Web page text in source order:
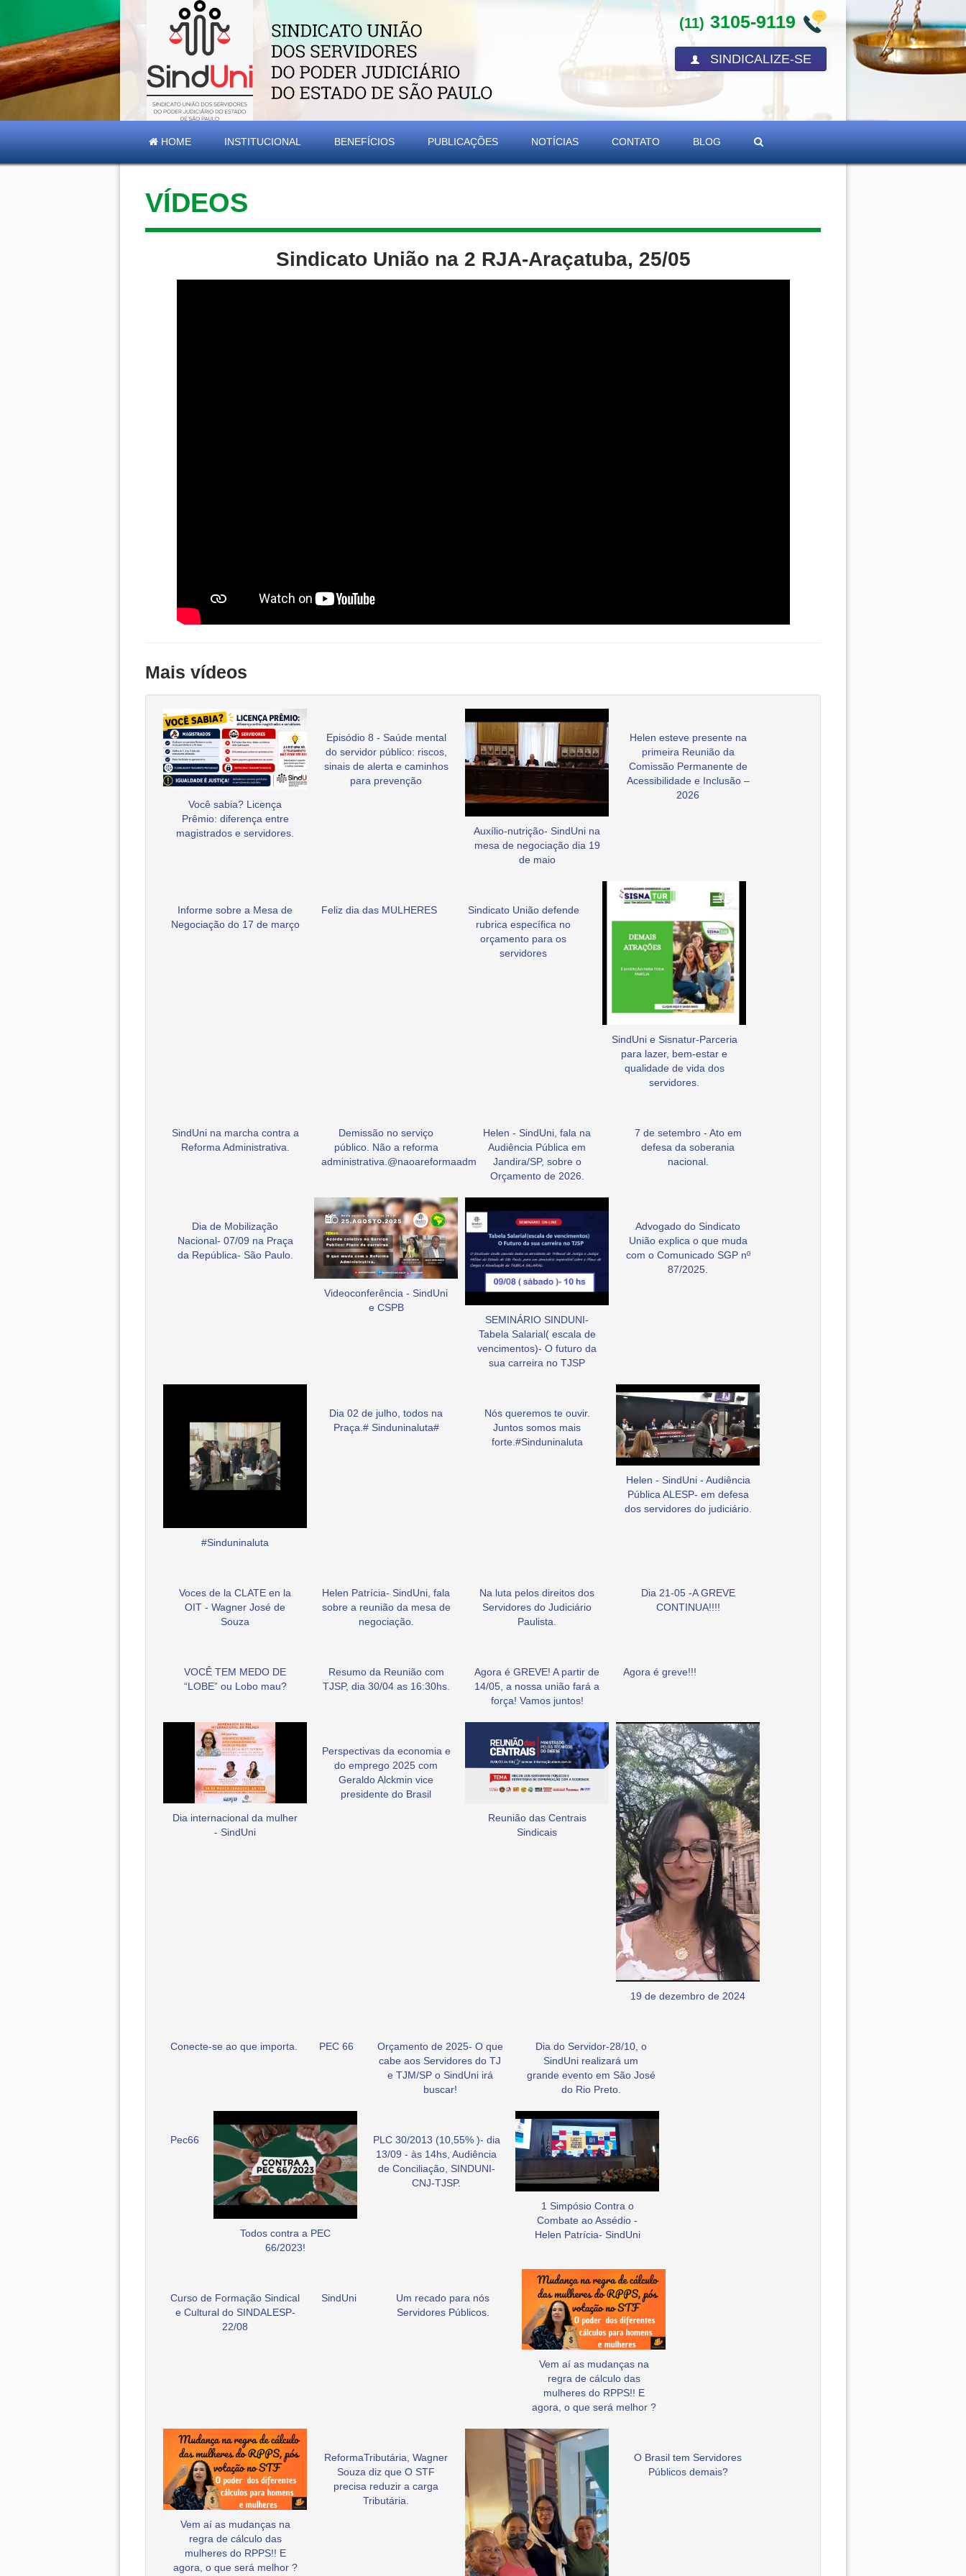
(11) 3105-9119
SINDICALIZE-SE
HOME INSTITUCIONAL BENEFÍCIOS PUBLICAÇÕES NOTÍCIAS CONTATO BLOG
VÍDEOS
Sindicato União na 2 RJA-Araçatuba, 25/05
Mais vídeos
Você sabia? Licença
Prêmio: diferença entre
magistrados e servidores.
Episódio 8 - Saúde mental
do servidor público: riscos,
sinais de alerta e caminhos
para prevenção
Auxílio-nutrição- SindUni na
mesa de negociação dia 19
de maio
Helen esteve presente na
primeira Reunião da
Comissão Permanente de
Acessibilidade e Inclusão –
2026
Informe sobre a Mesa de
Negociação do 17 de março
Feliz dia das MULHERES
Sindicato União defende
rubrica específica no
orçamento para os
servidores
SindUni e Sisnatur-Parceria
para lazer, bem-estar e
qualidade de vida dos
servidores.
SindUni na marcha contra a
Reforma Administrativa.
Demissão no serviço
público. Não a reforma
administrativa.@naoareformaadm
Helen - SindUni, fala na
Audiência Pública em
Jandira/SP, sobre o
Orçamento de 2026.
7 de setembro - Ato em
defesa da soberania
nacional.
Dia de Mobilização
Nacional- 07/09 na Praça
da República- São Paulo.
Videoconferência - SindUni
e CSPB
SEMINÁRIO SINDUNI-
Tabela Salarial( escala de
vencimentos)- O futuro da
sua carreira no TJSP
Advogado do Sindicato
União explica o que muda
com o Comunicado SGP nº
87/2025.
#Sinduninaluta
Dia 02 de julho, todos na
Praça.# Sinduninaluta#
Nós queremos te ouvir.
Juntos somos mais
forte.#Sinduninaluta
Helen - SindUni - Audiência
Pública ALESP- em defesa
dos servidores do judiciário.
Voces de la CLATE en la
OIT - Wagner José de
Souza
Helen Patrícia- SindUni, fala
sobre a reunião da mesa de
negociação.
Na luta pelos direitos dos
Servidores do Judiciário
Paulista.
Dia 21-05 -A GREVE
CONTINUA!!!!
VOCÊ TEM MEDO DE
“LOBE” ou Lobo mau?
Resumo da Reunião com
TJSP, dia 30/04 as 16:30hs.
Agora é GREVE! A partir de
14/05, a nossa união fará a
força! Vamos juntos!
Agora é greve!!!
Dia internacional da mulher
- SindUni
Perspectivas da economia e
do emprego 2025 com
Geraldo Alckmin vice
presidente do Brasil
Reunião das Centrais
Sindicais
19 de dezembro de 2024
Conecte-se ao que importa. PEC 66
Orçamento de 2025- O que
cabe aos Servidores do TJ
e TJM/SP o SindUni irá
buscar!
Dia do Servidor-28/10, o
SindUni realizará um
grande evento em São José
do Rio Preto.
Pec66
Todos contra a PEC
66/2023!
PLC 30/2013 (10,55% )- dia
13/09 - às 14hs, Audiência
de Conciliação, SINDUNI-
CNJ-TJSP.
1 Simpósio Contra o
Combate ao Assédio -
Helen Patrícia- SindUni
Curso de Formação Sindical
e Cultural do SINDALESP-
22/08
SindUni
Um recado para nós
Servidores Públicos.
Vem aí as mudanças na
regra de cálculo das
mulheres do RPPS!! E
agora, o que será melhor ?
Vem aí as mudanças na
regra de cálculo das
mulheres do RPPS!! E
agora, o que será melhor ?
ReformaTributária, Wagner
Souza diz que O STF
precisa reduzir a carga
Tributária.
O Brasil tem Servidores
Públicos demais?